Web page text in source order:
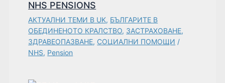
NHS PENSIONS
АКТУАЛНИ ТЕМИ В UK, БЪЛГАРИТЕ В
ОБЕДИНЕНОТО КРАЛСТВО, ЗАСТРАХОВАНЕ,
ЗДРАВЕОПАЗВАНЕ, СОЦИАЛНИ ПОМОЩИ /
NHS, Pension